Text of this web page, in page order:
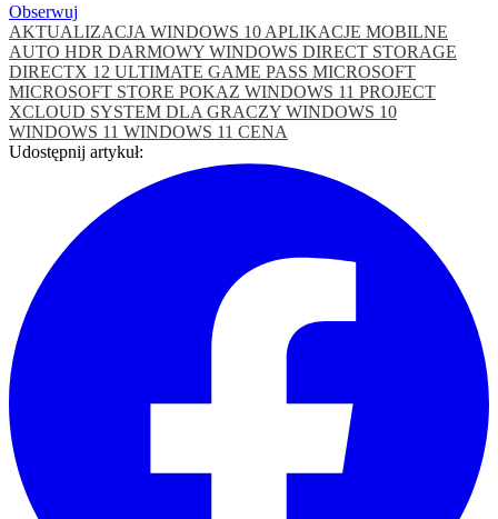
Obserwuj
AKTUALIZACJA WINDOWS 10 APLIKACJE MOBILNE
AUTO HDR DARMOWY WINDOWS DIRECT STORAGE
DIRECTX 12 ULTIMATE GAME PASS MICROSOFT
MICROSOFT STORE POKAZ WINDOWS 11 PROJECT
XCLOUD SYSTEM DLA GRACZY WINDOWS 10
WINDOWS 11 WINDOWS 11 CENA
Udostępnij artykuł: